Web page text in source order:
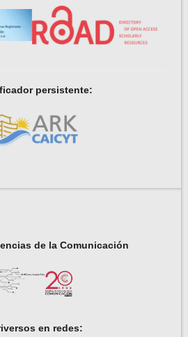
persistente:
de la Comunicación
en redes: